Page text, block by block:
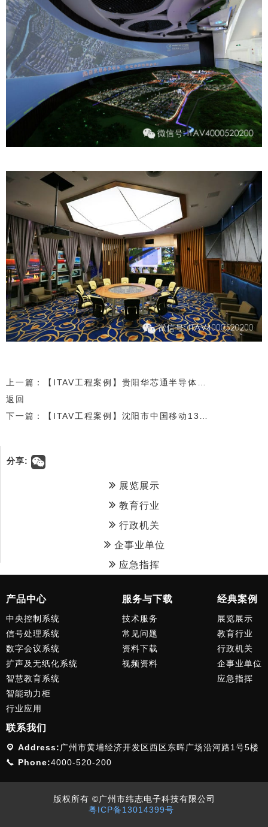
上一篇：【ITAV工程案例】贵阳华芯通半导体技术有限公司展示中心
返回
下一篇：【ITAV工程案例】沈阳市中国移动139梦工厂
分享:
展览展示
教育行业
行政机关
企事业单位
应急指挥
产品中心
中央控制系统
信号处理系统
数字会议系统
扩声及无纸化系统
智慧教育系统
智能动力柜
行业应用
服务与下载
技术服务
常见问题
资料下载
视频资料
经典案例
展览展示
教育行业
行政机关
企事业单位
应急指挥
联系我们
Address:广州市黄埔经济开发区西区东晖广场沿河路1号5楼
Phone:4000-520-200
版权所有 ©广州市纬志电子科技有限公司
粤ICP备13014399号